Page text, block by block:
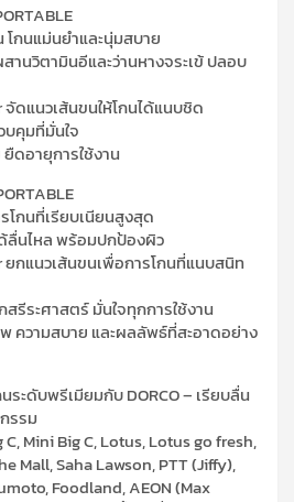
โกนแม่นยำและนุ่มสบาย
านวิตามินอีและว่านหางจระเข้ ปลอบ
จัดแนวเส้นขนให้โกนได้แนบชิด
คุมที่มั่นใจ
ดอายุการใช้งาน
โกนที่เรียบเนียนสูงสุด
ลื่นไหล พร้อมปกป้องผิว
ยกแนวเส้นขนเพื่อการโกนที่แนบสนิท
รีระศาสตร์ มั่นใจทุกการใช้งาน
ความสบาย และผลลัพธ์ที่สะอาดอย่าง
ะดับพรีเมียมกับ DORCO – เรียบลื่น
รรม
Mini Big C, Lotus, Lotus go fresh,
Mall, Saha Lawson, PTT (Jiffy),
Foodland, AEON (Max